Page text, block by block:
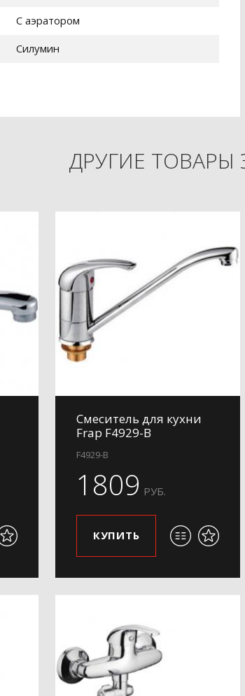
С аэратором
Силумин
ДРУГИЕ
Смеситель для кухни
Frap F4929-B
F4929-B
1809 РУБ.
КУПИТЬ